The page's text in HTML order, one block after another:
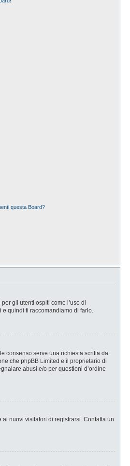
questa Board?
gli utenti ospiti come l’uso di
e quindi ti raccomandiamo di farlo.
consenso serve una richiesta scritta da
che phpBB Limited e il proprietario di
abusi e/o per questioni d’ordine
nuovi visitatori di registrarsi. Contatta un